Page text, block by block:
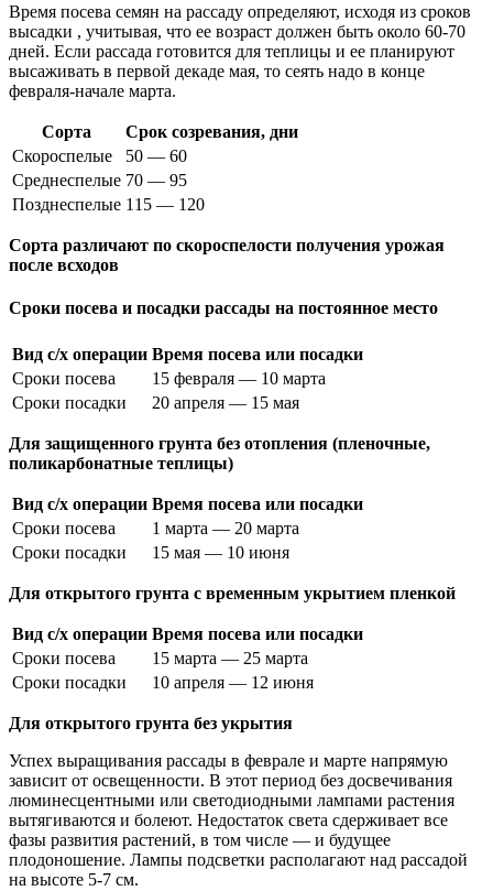
Время посева семян на рассаду определяют, исходя из сроков
высадки , учитывая, что ее возраст должен быть около 60-70
дней. Если рассада готовится для теплицы и ее планируют
высаживать в первой декаде мая, то сеять надо в конце
февраля-начале марта.
Сорта
Срок созревания, дни
Скороспелые
50 — 60
Среднеспелые 70 — 95
Позднеспелые 115 — 120
Сорта различают по скороспелости получения урожая
после всходов
Сроки посева и посадки рассады на постоянное место
Вид с/х операции Время посева или посадки
Сроки посева
15 февраля — 10 марта
Сроки посадки
20 апреля — 15 мая
Для защищенного грунта без отопления (пленочные,
поликарбонатные теплицы)
Вид с/х операции Время посева или посадки
Сроки посева
1 марта — 20 марта
Сроки посадки
15 мая — 10 июня
Для открытого грунта с временным укрытием пленкой
Вид с/х операции Время посева или посадки
Сроки посева
15 марта — 25 марта
Сроки посадки
10 апреля — 12 июня
Для открытого грунта без укрытия
Успех выращивания рассады в феврале и марте напрямую
зависит от освещенности. В этот период без досвечивания
люминесцентными или светодиодными лампами растения
вытягиваются и болеют. Недостаток света сдерживает все
фазы развития растений, в том числе — и будущее
плодоношение. Лампы подсветки располагают над рассадой
на высоте 5-7 см.